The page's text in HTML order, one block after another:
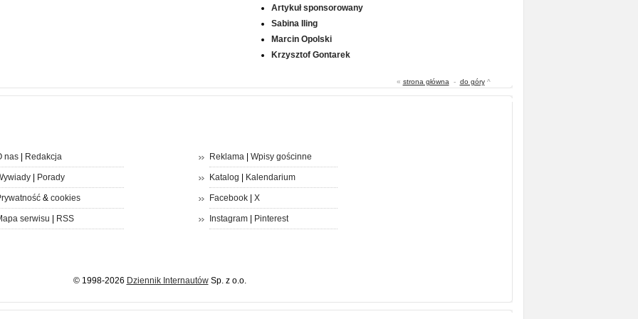
Artykuł sponsorowany
Sabina Iling
Marcin Opolski
Krzysztof Gontarek
« strona główna - do góry^
nas| Redakcja
| Porady
& cookies
serwisu | RSS
Reklama| Wpisy gościnne
Katalog | Kalendarium
Facebook| X
Instagram| Pinterest
© 1998-2026 Dziennik InternautówSp. z o.o.